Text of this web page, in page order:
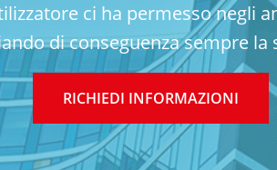
ci ha permesso negli
di conseguenza sempre la
RICHIEDI INFORMAZIONI